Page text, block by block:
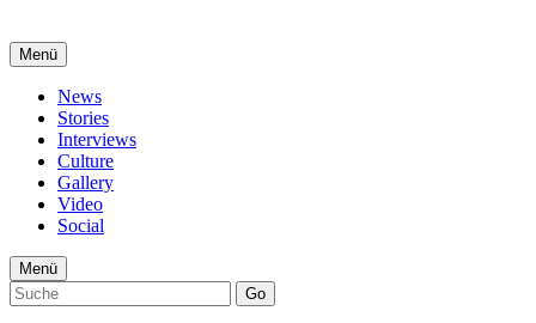
Menü
News
Stories
Interviews
Culture
Gallery
Video
Social
Menü
Go